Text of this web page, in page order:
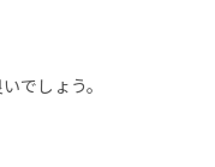
でしょう。